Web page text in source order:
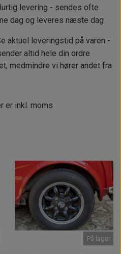
levering - sendes ofte
dag og leveres næste dag
aktuel leveringstid på varen -
altid hele din ordre
medmindre vi hører andet fra
er inkl. moms
På lager